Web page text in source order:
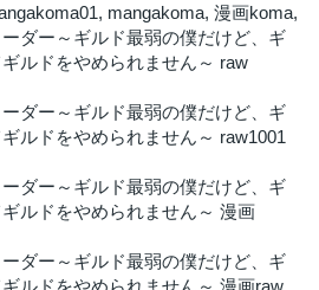
, mangakoma, 漫画koma,
ダー～ギルド最弱の僕だけど、ギ
ルドをやめられません～ raw
ダー～ギルド最弱の僕だけど、ギ
ルドをやめられません～ raw1001
ダー～ギルド最弱の僕だけど、ギ
ルドをやめられません～ 漫画
ダー～ギルド最弱の僕だけど、ギ
ルドをやめられません～ 漫画raw